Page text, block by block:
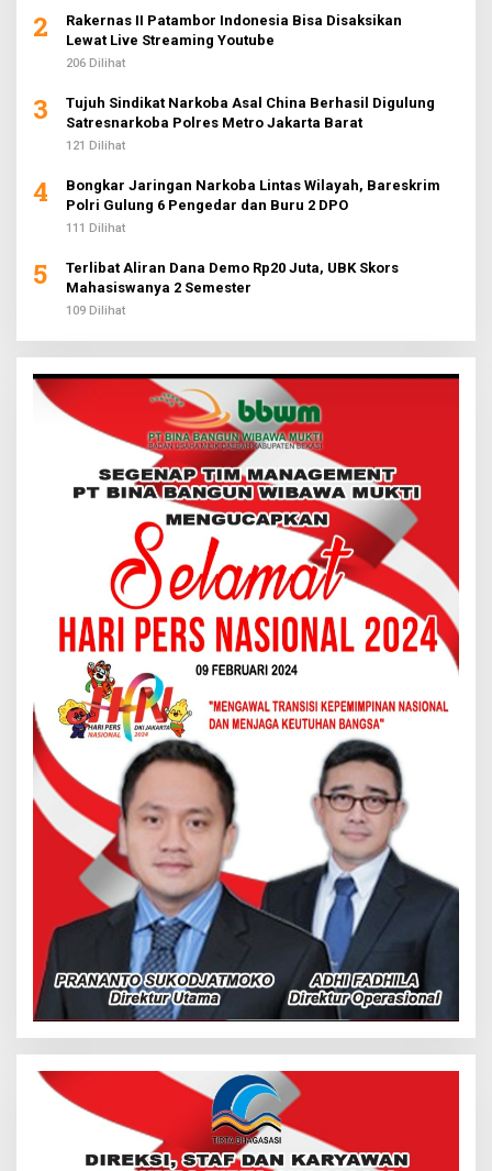
2
Rakernas II Patambor Indonesia Bisa Disaksikan
Lewat Live Streaming Youtube
206 Dilihat
3
Tujuh Sindikat Narkoba Asal China Berhasil Digulung
Satresnarkoba Polres Metro Jakarta Barat
121 Dilihat
4
Bongkar Jaringan Narkoba Lintas Wilayah, Bareskrim
Polri Gulung 6 Pengedar dan Buru 2 DPO
111 Dilihat
5
Terlibat Aliran Dana Demo Rp20 Juta, UBK Skors
Mahasiswanya 2 Semester
109 Dilihat